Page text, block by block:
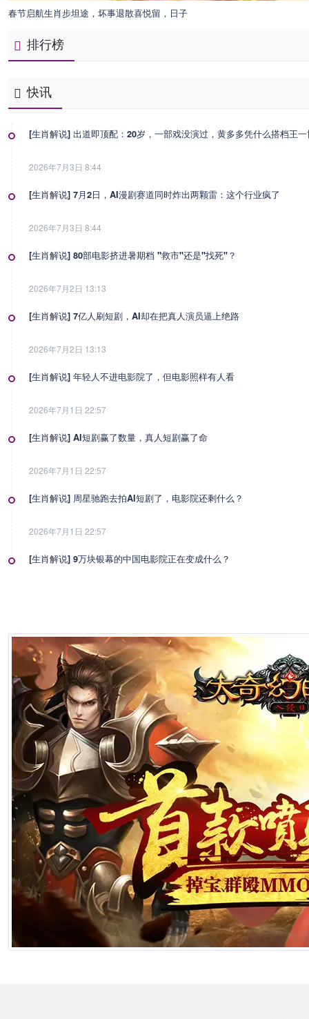
春节启航生肖步坦途，坏事退散喜悦留，日子
排行榜
快讯
[生肖解说] 出道即顶配：20岁，一部戏没演过，黄多多凭什么搭档王
2026年7月3日 8:44
[生肖解说] 7月2日，AI漫剧赛道同时炸出两颗雷：这个行业疯了
2026年7月3日 8:44
[生肖解说] 80部电影挤进暑期档 "救市"还是"找死"？
2026年7月2日 13:13
[生肖解说] 7亿人刷短剧，AI却在把真人演员逼上绝路
2026年7月2日 13:13
[生肖解说] 年轻人不进电影院了，但电影照样有人看
2026年7月1日 22:57
[生肖解说] AI短剧赢了数量，真人短剧赢了命
2026年7月1日 22:57
[生肖解说] 周星驰跑去拍AI短剧了，电影院还剩什么？
2026年7月1日 22:57
[生肖解说] 9万块银幕的中国电影院正在变成什么？
2026年7月1日 22:57
[生肖解说] 一部已经下线的电影，凭什么让陈道明袁和平吴京跑一趟兰
2026年6月25日 10:49
[生肖解说] 哪吒把桌子掀了，八部国漫来抢饭碗了
2026年6月25日 10:49
[生肖解说] 横店要开AI短剧大会了，但群演们已经不关心了
2026年6月25日 10:49
[生肖解说] 《功夫女足》七月见！欠星爷的电影票，这次终于能还了
2026年6月25日 10:49
[生肖解说] AI短剧最赚钱的不是做剧的，是卖算力、卖模型、卖工具的